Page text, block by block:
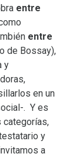
entre
entre
de Bossay),
y
en un
. Y es
categorías,
y
a